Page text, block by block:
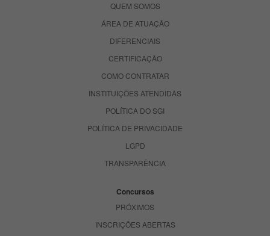
QUEM SOMOS
ÁREA DE ATUAÇÃO
DIFERENCIAIS
CERTIFICAÇÃO
COMO CONTRATAR
INSTITUIÇÕES ATENDIDAS
POLÍTICA DO SGI
POLÍTICA DE PRIVACIDADE
LGPD
TRANSPARÊNCIA
Concursos
PRÓXIMOS
INSCRIÇÕES ABERTAS